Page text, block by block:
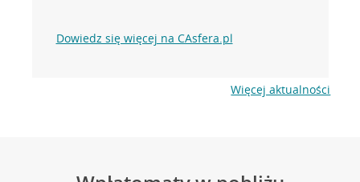
Dowiedz się więcej na CAsfera.pl
Więcej aktualności